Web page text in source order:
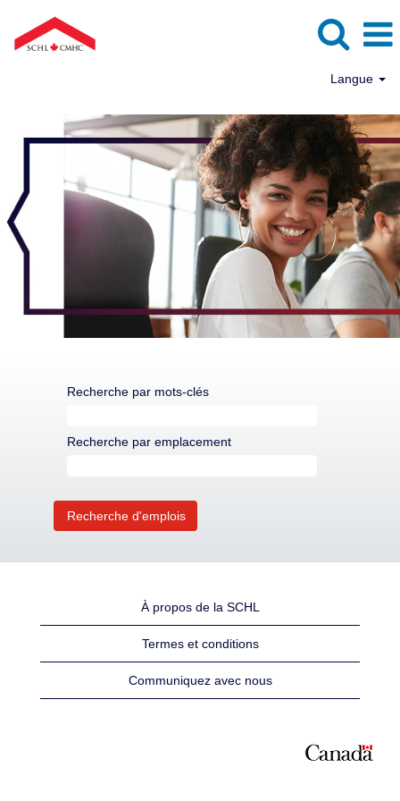
Langue
Recherche par mots-clés
Recherche par emplacement
À propos de la SCHL
Termes et conditions
Communiquez avec nous